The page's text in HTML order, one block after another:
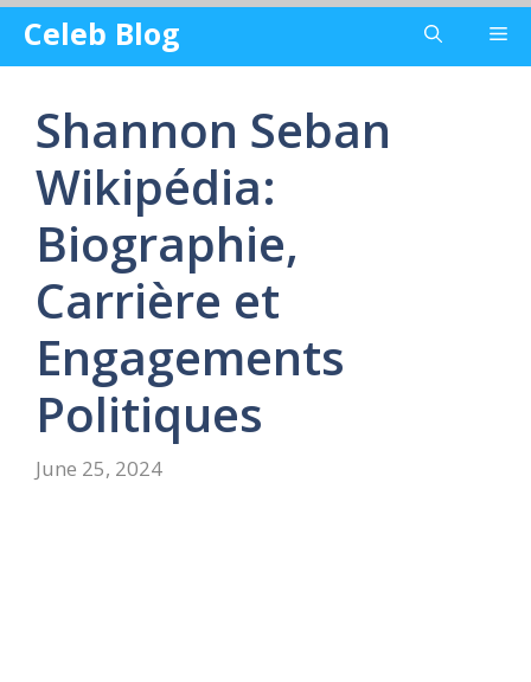
Skip
content
Celeb Blog
Shannon Seban
Wikipédia:
Biographie,
Carrière et
Engagements
Politiques
June 25, 2024